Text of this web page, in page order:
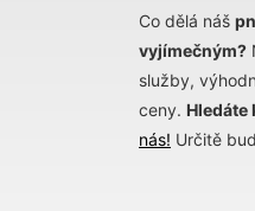
Co dělá náš
vyjímečným?
služby,
ceny. Hledáte
nás! Určitě